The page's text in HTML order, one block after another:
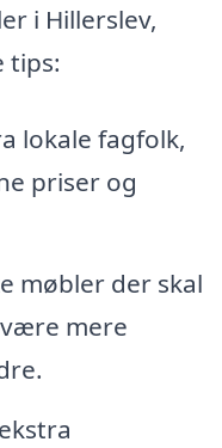
i Hillerslev,
tips:
lokale fagfolk,
priser og
møbler der skal
mere